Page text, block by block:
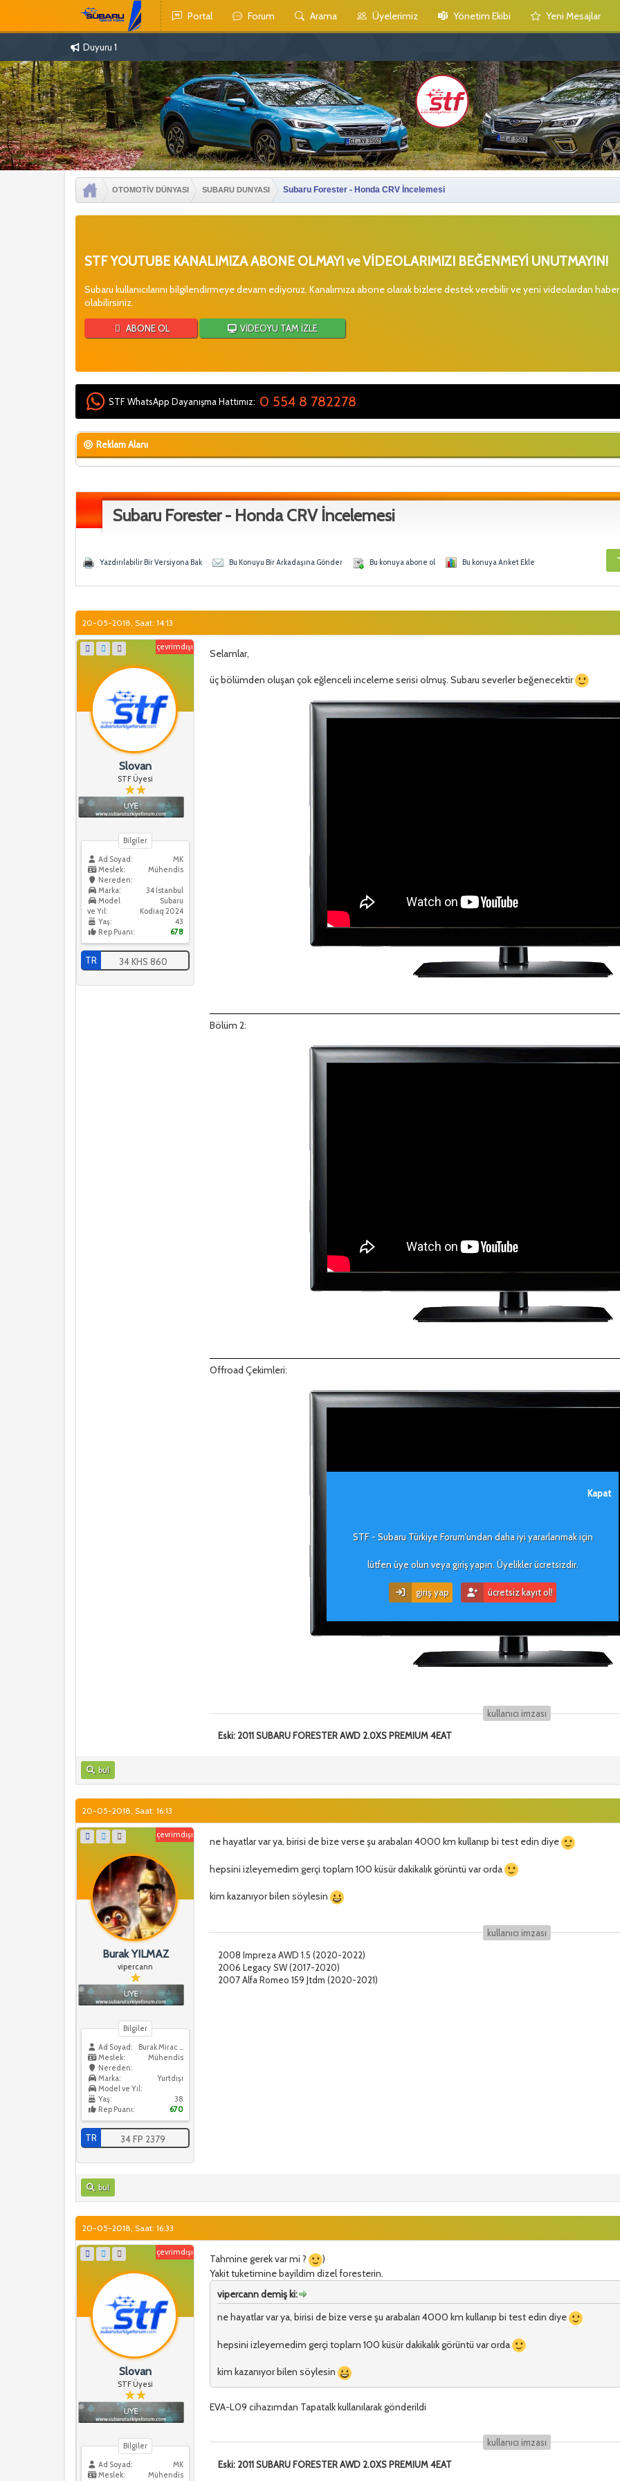
Portal Forum Arama Üyelerimiz Yönetim Ekibi Yeni Mesajlar
Duyuru 1
Kapat
STF - Subaru Türkiye Forum'undan daha iyi yararlanmak için
lütfen üye olun veya giriş yapın. Üyelikler ücretsizdir.
giriş yap ücretsiz kayıt ol!
OTOMOTİV DÜNYASI SUBARU DUNYASI Subaru Forester - Honda CRV İncelemesi
STF YOUTUBE KANALIMIZA ABONE OLMAYI ve VİDEOLARIMIZI BEĞENMEYİ UNUTMAYIN!
Subaru kullanıcılarını bilgilendirmeye devam ediyoruz. Kanalımıza abone olarak bizlere destek verebilir ve yeni videolardan
olabilirsiniz.
ABONE OL VİDEOYU TAM İZLE
STF WhatsApp Dayanışma Hattımız: 0 554 8 782278
Reklam Alanı
Subaru Forester - Honda CRV İncelemesi
Yazdırılabilir Bir Versiyona Bak Bu Konuyu Bir Arkadaşına Gönder Bu konuya abone ol Bu konuya Anket Ekle
20-05-2018, Saat: 14:13
çevrimdışı
Slovan
STF Üyesi
Bilgiler
Ad Soyad:
MK
Meslek:
Mühendis
Nereden:
34 İstanbul
Marka:
Subaru
Model
ve Yıl:
Kodiaq 2024
Yaş:
43
Rep Puanı:
678
TR 34 KHS 860
Selamlar,
üç bölümden oluşan çok eğlenceli inceleme serisi olmuş. Subaru severler beğenecektir
Bölüm 2:
Offroad Çekimleri:
kullanıcı i̇mzası
Eski: 2011 SUBARU FORESTER AWD 2.0XS PREMIUM 4EAT
bul
20-05-2018, Saat: 16:13
çevrimdışı
Burak YILMAZ
vipercann
Bilgiler
Ad Soyad:
Burak Mirac YILMAZ
Meslek:
Mühendis
Nereden:
Yurtdışı
Marka:
Model ve Yıl:
Yaş:
38
Rep Puanı:
670
TR 34 FP 2379
ne hayatlar var ya, birisi de bize verse şu arabaları 4000 km kullanıp bi test edin diye
hepsini izleyemedim gerçi toplam 100 küsür dakikalık görüntü var orda
kim kazanıyor bilen söylesin
kullanıcı i̇mzası
2008 Impreza AWD 1.5 (2020-2022)
2006 Legacy SW (2017-2020)
2007 Alfa Romeo 159 Jtdm (2020-2021)
bul
20-05-2018, Saat: 16:33
çevrimdışı
Slovan
STF Üyesi
Bilgiler
Ad Soyad:
MK
Meslek:
Mühendis
Tahmine gerek var mi ?
)
Yakit tuketimine bayildim dizel foresterin.
vipercann demiş ki:
ne hayatlar var ya, birisi de bize verse şu arabaları 4000 km kullanıp bi test edin diye
hepsini izleyemedim gerçi toplam 100 küsür dakikalık görüntü var orda
kim kazanıyor bilen söylesin
EVA-L09 cihazımdan Tapatalk kullanılarak gönderildi
kullanıcı i̇mzası
Eski: 2011 SUBARU FORESTER AWD 2.0XS PREMIUM 4EAT